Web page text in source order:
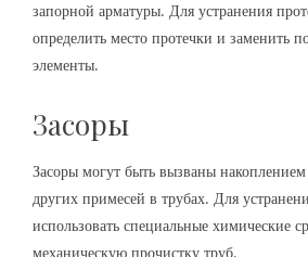
запорной арматуры. Для устранения
определить место протечки и заменить
элементы.
Засоры
Засоры могут быть вызваны
других примесей в трубах. Для
использовать специальные химические
механическую прочистку труб.